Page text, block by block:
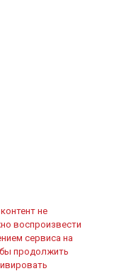
не
воспроизвести
сервиса на
продолжить